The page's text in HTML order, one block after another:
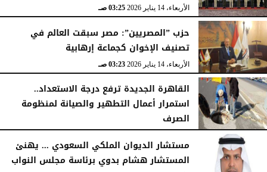
الأربعاء، 14 يناير 2026 03:25 صـ
حزب ”المصريين”: مصر سبقت العالم في
تصنيف الإخوان كجماعة إرهابية
الأربعاء، 14 يناير 2026 03:23 صـ
القاهرة الجديدة ترفع درجة الاستعداد..
استمرار أعمال التطهير والصيانة لمنظومة
الصرف
مستشار الديوان الملكي السعودي ... يهنئ
المستشار هشام بدوي برئاسة مجلس النواب